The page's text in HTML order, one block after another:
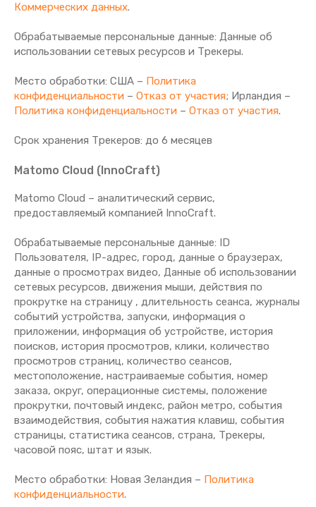
Коммерческих данных.
Обрабатываемые персональные данные: Данные об
использовании сетевых ресурсов и Трекеры.
Место обработки: США – Политика
конфиденциальности – Отказ от участия; Ирландия –
Политика конфиденциальности – Отказ от участия.
Срок хранения Tрекеров: до 6 месяцев
Matomo Cloud (InnoCraft)
Matomo Cloud – аналитический сервис,
предоставляемый компанией InnoCraft.
Обрабатываемые персональные данные: ID
Пользователя, IP-адрес, город, данные о браузерах,
данные о просмотрах видео, Данные об использовании
сетевых ресурсов, движения мыши, действия по
прокрутке на страницу , длительность сеанса, журналы
событий устройства, запуски, информация о
приложении, информация об устройстве, история
поисков, история просмотров, клики, количество
просмотров страниц, количество сеансов,
местоположение, настраиваемые события, номер
заказа, округ, операционные системы, положение
прокрутки, почтовый индекс, район метро, события
взаимодействия, события нажатия клавиш, события
страницы, статистика сеансов, страна, Трекеры,
часовой пояс, штат и язык.
Место обработки: Новая Зеландия – Политика
конфиденциальности.